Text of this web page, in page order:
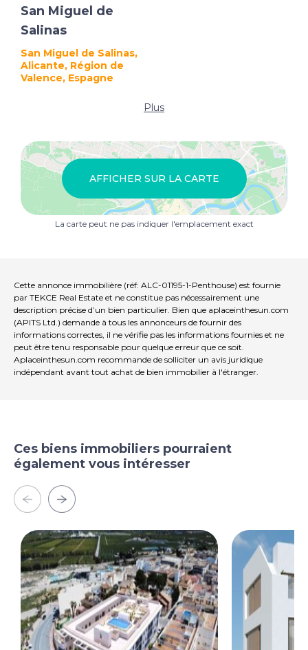
San Miguel de
Salinas
San Miguel de Salinas,
Alicante, Région de
Valence, Espagne
Plus
AFFICHER SUR LA CARTE
La carte peut ne pas indiquer l'emplacement exact
Cette annonce immobilière (réf: ALC-01195-1-Penthouse) est fournie
par TEKCE Real Estate et ne constitue pas nécessairement une
description précise d’un bien particulier. Bien que aplaceinthesun.com
(APITS Ltd.) demande à tous les annonceurs de fournir des
informations correctes, il ne vérifie pas les informations fournies et ne
peut être tenu responsable pour quelque erreur que ce soit.
Aplaceinthesun.com recommande de solliciter un avis juridique
indépendant avant tout achat de bien immobilier à l'étranger.
Ces biens immobiliers pourraient
également vous intéresser